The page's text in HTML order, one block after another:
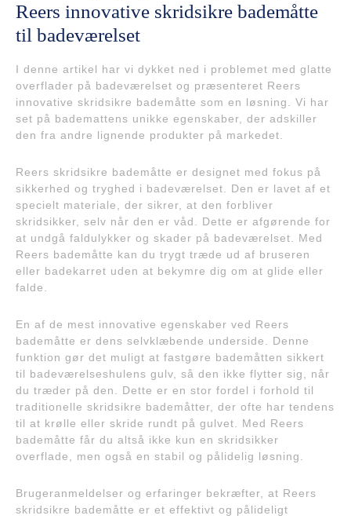
Reers innovative skridsikre bademåtte
til badeværelset
I denne artikel har vi dykket ned i problemet med glatte
overflader på badeværelset og præsenteret Reers
innovative skridsikre bademåtte som en løsning. Vi har
set på bademattens unikke egenskaber, der adskiller
den fra andre lignende produkter på markedet.
Reers skridsikre bademåtte er designet med fokus på
sikkerhed og tryghed i badeværelset. Den er lavet af et
specielt materiale, der sikrer, at den forbliver
skridsikker, selv når den er våd. Dette er afgørende for
at undgå faldulykker og skader på badeværelset. Med
Reers bademåtte kan du trygt træde ud af bruseren
eller badekarret uden at bekymre dig om at glide eller
falde.
En af de mest innovative egenskaber ved Reers
bademåtte er dens selvklæbende underside. Denne
funktion gør det muligt at fastgøre bademåtten sikkert
til badeværelseshulens gulv, så den ikke flytter sig, når
du træder på den. Dette er en stor fordel i forhold til
traditionelle skridsikre bademåtter, der ofte har tendens
til at krølle eller skride rundt på gulvet. Med Reers
bademåtte får du altså ikke kun en skridsikker
overflade, men også en stabil og pålidelig løsning.
Brugeranmeldelser og erfaringer bekræfter, at Reers
skridsikre bademåtte er et effektivt og pålideligt